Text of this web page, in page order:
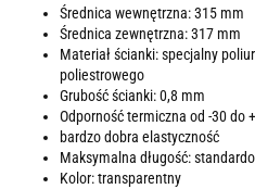
Średnica wewnętrzna: 315 mm
Średnica zewnętrzna: 317 mm
Materiał ścianki: specjalny
poliestrowego
Grubość ścianki: 0,8 mm
Odporność termiczna od -30 do
bardzo dobra elastyczność
Maksymalna długość:
Kolor: transparentny